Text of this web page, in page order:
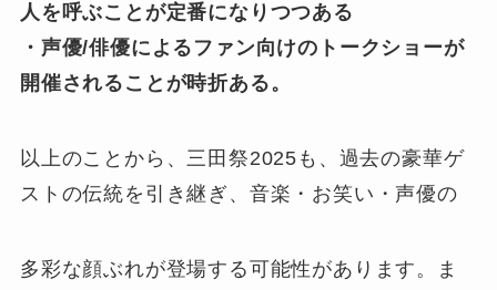
人を呼ぶことが定番になりつつある
・声優/俳優によるファン向けのトークショーが
開催されることが時折ある。
以上のことから、三田祭2025も、過去の豪華ゲ
ストの伝統を引き継ぎ、音楽・お笑い・声優の
多彩な顔ぶれが登場する可能性があります。ま